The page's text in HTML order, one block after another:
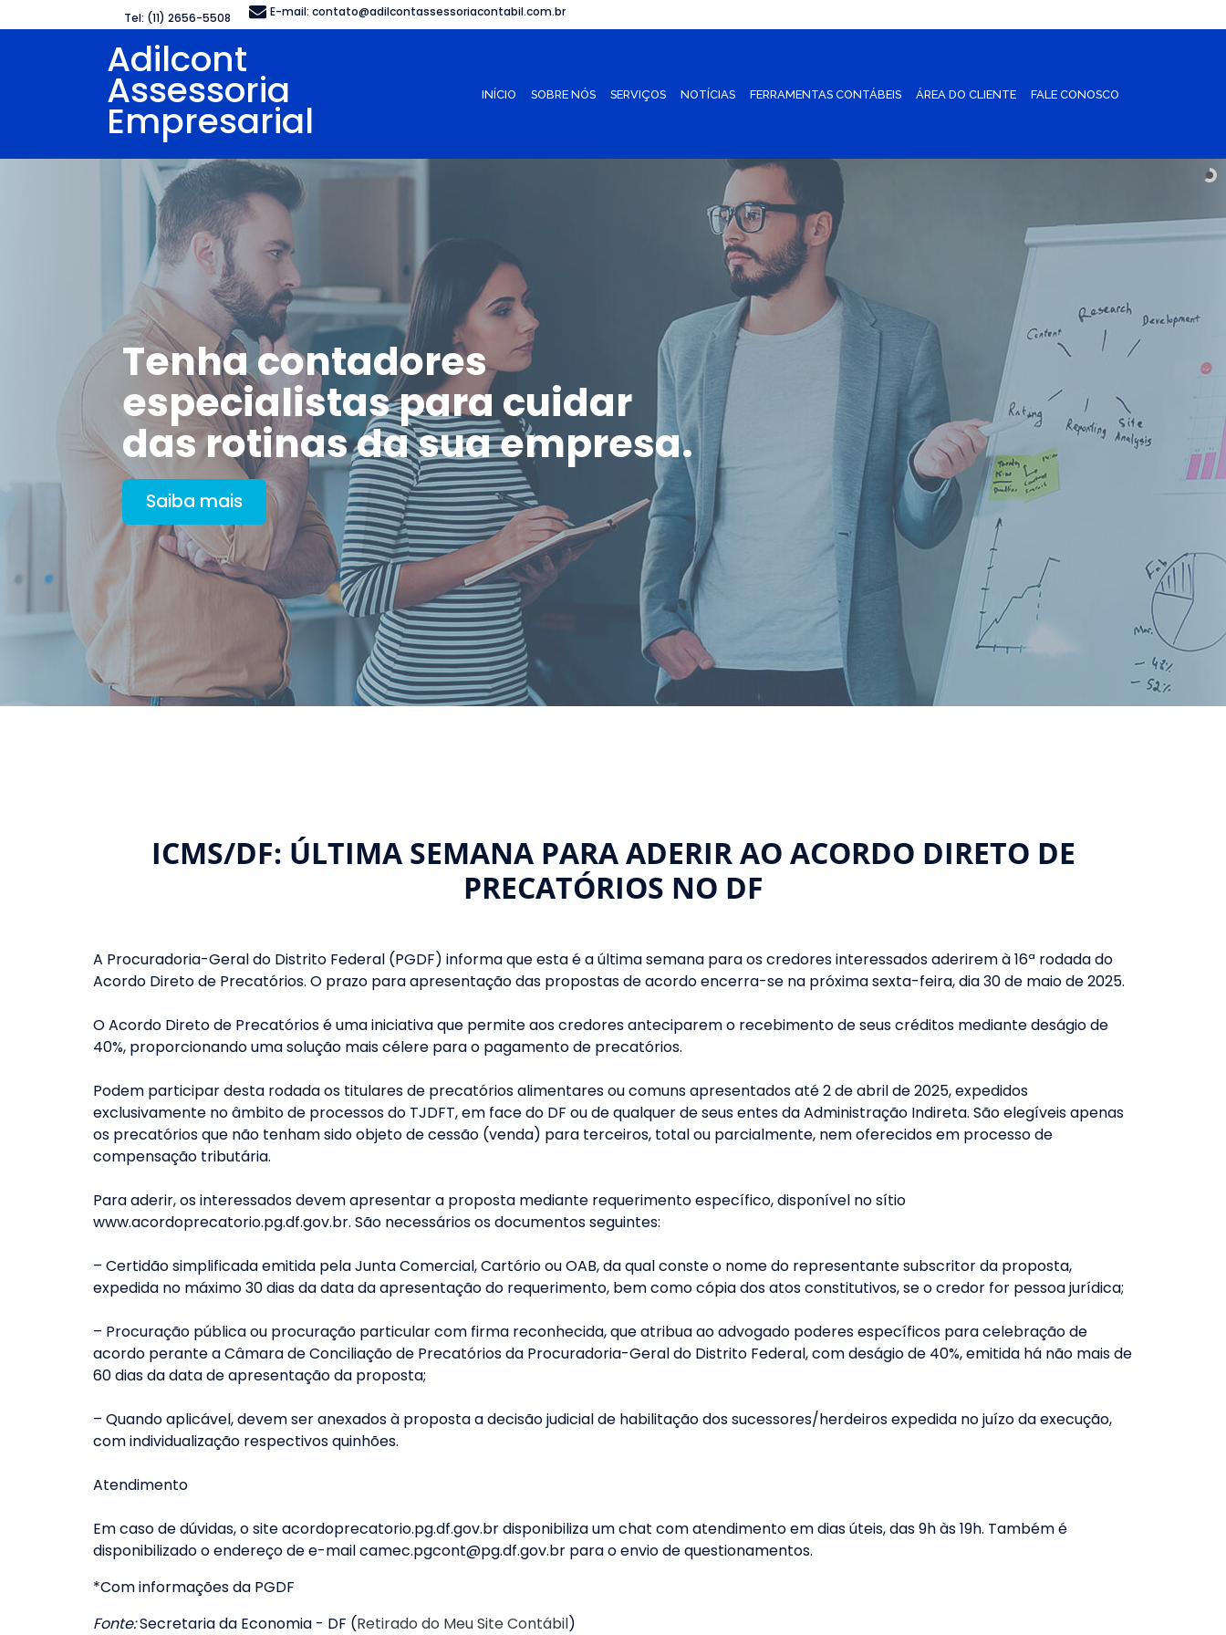
Tel: (11) 2656-5508 E-mail: contato@adilcontassessoriacontabil.com.br
Adilcont
Assessoria
Empresarial
INÍCIO SOBRE NÓS SERVIÇOS NOTÍCIAS FERRAMENTAS CONTÁBEIS ÁREA DO CLIENTE FALE CONOSCO
Tenha contadores
especialistas para cuidar
das rotinas da sua empresa.
Saiba mais
ICMS/DF: ÚLTIMA SEMANA PARA ADERIR AO ACORDO DIRETO DE
PRECATÓRIOS NO DF
A Procuradoria-Geral do Distrito Federal (PGDF) informa que esta é a última semana para os credores interessados aderirem à 16ª rodada do
Acordo Direto de Precatórios. O prazo para apresentação das propostas de acordo encerra-se na próxima sexta-feira, dia 30 de maio de 2025.
O Acordo Direto de Precatórios é uma iniciativa que permite aos credores anteciparem o recebimento de seus créditos mediante deságio de
40%, proporcionando uma solução mais célere para o pagamento de precatórios.
Podem participar desta rodada os titulares de precatórios alimentares ou comuns apresentados até 2 de abril de 2025, expedidos
exclusivamente no âmbito de processos do TJDFT, em face do DF ou de qualquer de seus entes da Administração Indireta. São elegíveis apenas
os precatórios que não tenham sido objeto de cessão (venda) para terceiros, total ou parcialmente, nem oferecidos em processo de
compensação tributária.
Para aderir, os interessados devem apresentar a proposta mediante requerimento específico, disponível no sítio
www.acordoprecatorio.pg.df.gov.br. São necessários os documentos seguintes:
– Certidão simplificada emitida pela Junta Comercial, Cartório ou OAB, da qual conste o nome do representante subscritor da proposta,
expedida no máximo 30 dias da data da apresentação do requerimento, bem como cópia dos atos constitutivos, se o credor for pessoa jurídica;
– Procuração pública ou procuração particular com firma reconhecida, que atribua ao advogado poderes específicos para celebração de
acordo perante a Câmara de Conciliação de Precatórios da Procuradoria-Geral do Distrito Federal, com deságio de 40%, emitida há não mais de
60 dias da data de apresentação da proposta;
– Quando aplicável, devem ser anexados à proposta a decisão judicial de habilitação dos sucessores/herdeiros expedida no juízo da execução,
com individualização respectivos quinhões.
Atendimento
Em caso de dúvidas, o site acordoprecatorio.pg.df.gov.br disponibiliza um chat com atendimento em dias úteis, das 9h às 19h. Também é
disponibilizado o endereço de e-mailcamec.pgcont@pg.df.gov.br para o envio de questionamentos.
*Com informações da PGDF
Fonte:Secretaria da Economia - DF (Retirado do Meu Site Contábil)